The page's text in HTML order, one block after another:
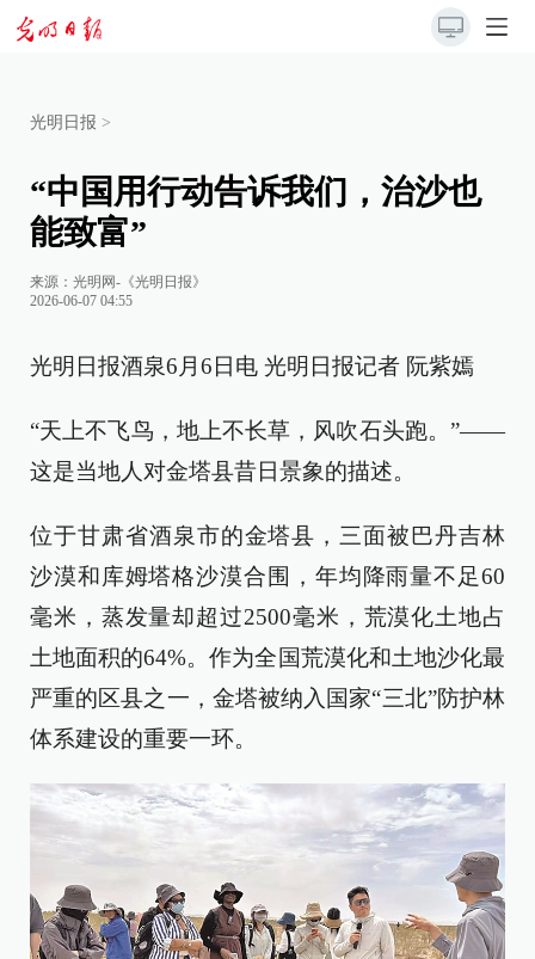
光明日报 >
“中国用行动告诉我们，治沙也
能致富”
来源： 光明网-《光明日报》
2026-06-07 04:55
光明日报酒泉6月6日电 光明日报记者 阮紫嫣
“天上不飞鸟，地上不长草，风吹石头跑。”——
这是当地人对金塔县昔日景象的描述。
位于甘肃省酒泉市的金塔县，三面被巴丹吉林
沙漠和库姆塔格沙漠合围，年均降雨量不足60
毫米，蒸发量却超过2500毫米，荒漠化土地占
土地面积的64%。作为全国荒漠化和土地沙化最
严重的区县之一，金塔被纳入国家“三北”防护林
体系建设的重要一环。